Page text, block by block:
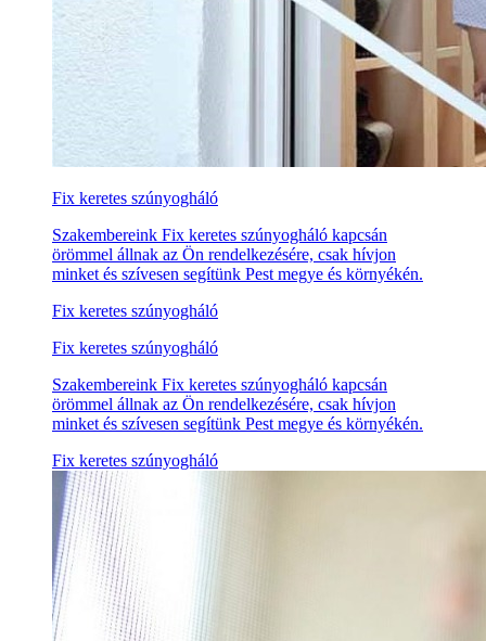
Fix keretes szúnyogháló
Szakembereink Fix keretes szúnyogháló kapcsán
örömmel állnak az Ön rendelkezésére, csak hívjon
minket és szívesen segítünk Pest megye és környékén.
Fix keretes szúnyogháló
Fix keretes szúnyogháló
Szakembereink Fix keretes szúnyogháló kapcsán
örömmel állnak az Ön rendelkezésére, csak hívjon
minket és szívesen segítünk Pest megye és környékén.
Fix keretes szúnyogháló